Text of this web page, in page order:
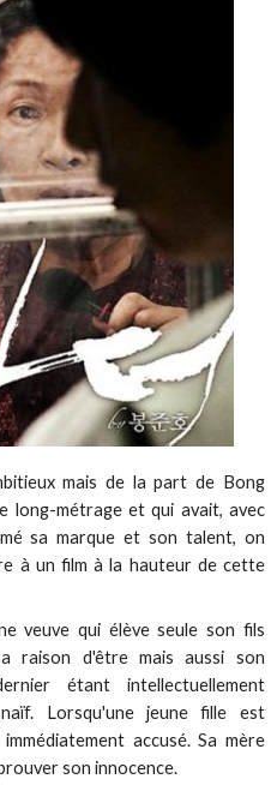
mais de la part de Bong
long-métrage et qui avait, avec
sa marque et son talent, on
à un film à la hauteur de cette
veuve qui élève seule son fils
raison d'être mais aussi son
étant intellectuellement
Lorsqu'une jeune fille est
accusé. Sa mère
son innocence.